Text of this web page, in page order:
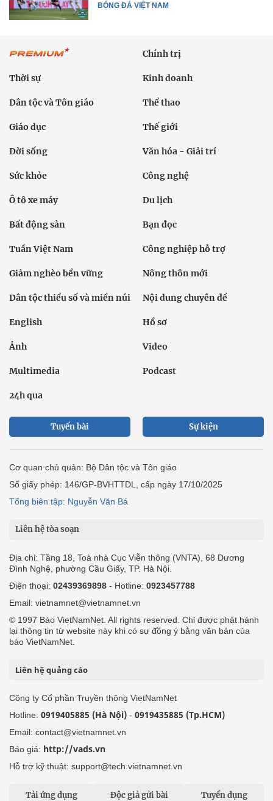
BÓNG ĐÁ VIỆT NAM
Chính trị
Thời sự Kinh doanh
Dân tộc và Tôn giáo Thể thao
Giáo dục Thế giới
Đời sống Văn hóa - Giải trí
Sức khỏe Công nghệ
Ô tô xe máy Du lịch
Bất động sản Bạn đọc
Tuần Việt Nam Công nghiệp hỗ trợ
Giảm nghèo bền vững Nông thôn mới
Dân tộc thiểu số và miền núi Nội dung chuyên đề
English Hồ sơ
Ảnh Video
Multimedia Podcast
24h qua
Tuyến bài Sự kiện
Cơ quan chủ quản: Bộ Dân tộc và Tôn giáo
Số giấy phép: 146/GP-BVHTTDL, cấp ngày 17/10/2025
Tổng biên tập: Nguyễn Văn Bá
Liên hệ tòa soạn
Địa chỉ: Tầng 18, Toà nhà Cục Viễn thông (VNTA), 68 Dương
Đình Nghệ, phường Cầu Giấy, TP. Hà Nội.
Điện thoại: 02439369898 - Hotline: 0923457788
Email: vietnamnet@vietnamnet.vn
© 1997 Báo VietNamNet. All rights reserved. Chỉ được phát hành
lại thông tin từ website này khi có sự đồng ý bằng văn bản của
báo VietNamNet.
Liên hệ quảng cáo
Công ty Cổ phần Truyền thông VietNamNet
Hotline: 0919405885 (Hà Nội) - 0919435885 (Tp.HCM)
Email: contact@vietnamnet.vn
Báo giá: http://vads.vn
Hỗ trợ kỹ thuật: support@tech.vietnamnet.vn
Tải ứng dụng Độc giả gửi bài Tuyển dụng